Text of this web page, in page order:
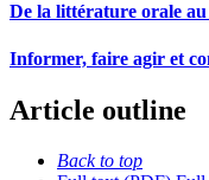
De la littérature orale
Informer, faire agir et
Article outline
Back to top